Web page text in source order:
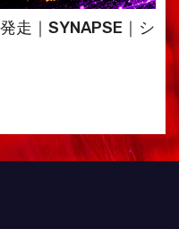
走｜SYNAPSE｜シ